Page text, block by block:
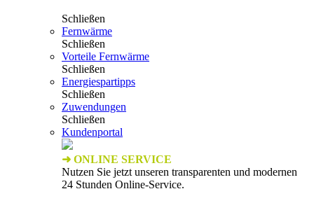
Schließen
Fernwärme
Schließen
Vorteile Fernwärme
Schließen
Energiespartipps
Schließen
Zuwendungen
Schließen
Kundenportal
➜ ONLINE SERVICE
Nutzen Sie jetzt unseren transparenten und modernen
24 Stunden Online-Service.